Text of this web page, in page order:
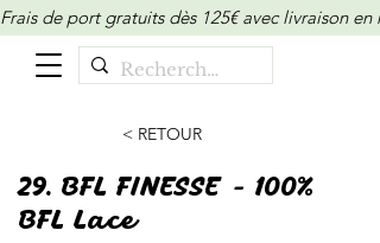
Frais de port gratuits dès 125€ avec livraison
< RETOUR
29. BFL FINESSE - 100%
BFL Lace